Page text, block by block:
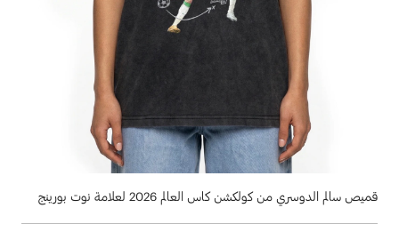
قميص سالم الدوسري من كولكشن كاس العالم 2026 لعلامة نوت بورينج